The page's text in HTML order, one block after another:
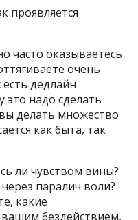
проявляется
часто оказываетесь
очень
дедлайн
надо сделать
делать множество
как быта, так
ли чувством вины?
паралич воли?
какие
бездействием,